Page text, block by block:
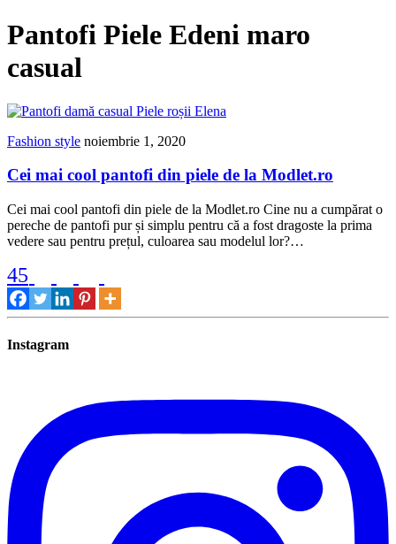
Pantofi Piele Edeni maro
casual
Fashion style noiembrie 1, 2020
Cei mai cool pantofi din piele de la Modlet.ro
Cei mai cool pantofi din piele de la Modlet.ro Cine nu a cumpărat o
pereche de pantofi pur și simplu pentru că a fost dragoste la prima
vedere sau pentru prețul, culoarea sau modelul lor?…
45
Instagram